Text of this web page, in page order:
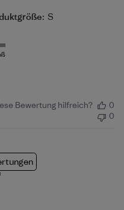
S
Bewertung hilfreich?
0
0